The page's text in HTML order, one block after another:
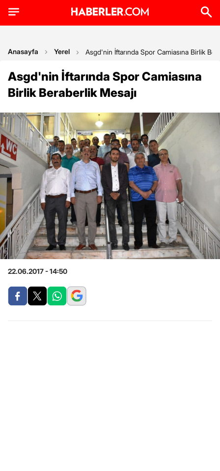
Anasayfa Yerel Asgd'nin İftarında Spor Camiasına Birlik
Asgd'nin İftarında Spor Camiasına
Birlik Beraberlik Mesajı
22.06.2017 - 14:50